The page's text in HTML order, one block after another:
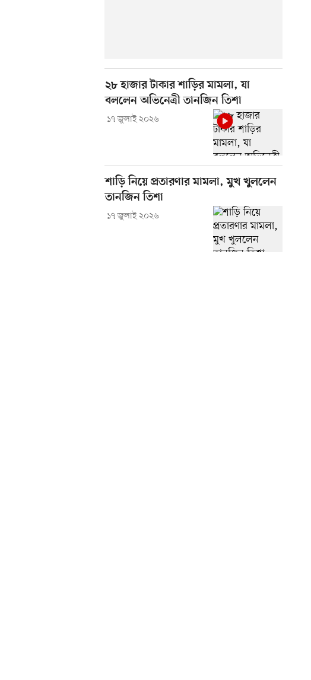
২৮ হাজার টাকার শাড়ির মামলা, যা
বললেন অভিনেত্রী তানজিন তিশা
১৭ জুলাই ২০২৬
শাড়ি নিয়ে প্রতারণার মামলা, মুখ খুললেন
তানজিন তিশা
১৭ জুলাই ২০২৬